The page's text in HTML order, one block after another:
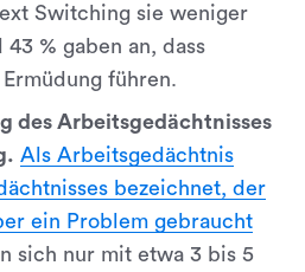
Switching sie weniger
% gaben an, dass
führen.
des Arbeitsgedächtnisses
Als Arbeitsgedächtnis
bezeichnet, der
ein Problem gebraucht
sich nur mit etwa 3 bis 5